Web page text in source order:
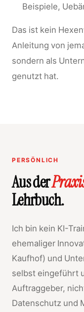
Beispiele,
Das ist kein
Anleitung von
sondern als
genutzt hat.
PERSÖNLICH
Aus der
Lehrbuch.
Ich bin kein KI-
ehemaliger
Kaufhof) und
selbst eingeführt
Auftraggeber,
Datenschutz und